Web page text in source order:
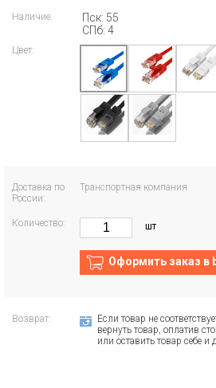
Наличие:
Пск: 55
СПб: 4
Цвет:
Доставка по
России:
Транспортная компания
Количество: шт
Оформить заказ в
Возврат:
Если товар не
вернуть товар, оплатив
или оставить товар себе